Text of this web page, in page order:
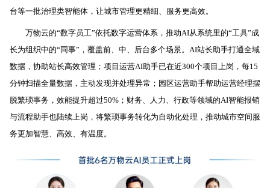
台等一批治理类智能体，让城市管理更精细、服务更高效。
万物云的“数字员工”依托数字运营体系，推动AI从系统里的“工具”成
长为组织中的“同事”，覆盖前、中、后台多个场景。AI站长助手打通全域
数据，协助站长高效管理；项目运营AI助手已在近300个项目上岗，每15
分钟扫描全量数据，主动发现并处理异常；园区运营助手帮助运营经理摆
脱繁琐事务，效能提升超过50%；财务、人力、行政等领域的AI智能报销
与流程助手也陆续上岗，将繁琐事务转化为自动化处理，推动城市空间服
务更加智慧、高效、有温度。